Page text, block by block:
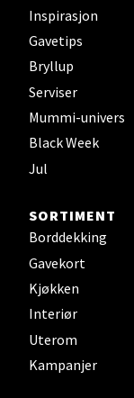
Inspirasjon
Gavetips
Bryllup
Serviser
Mummi-univers
Black Week
Jul
SORTIMENT
Borddekking
Gavekort
Kjøkken
Interiør
Uterom
Kampanjer
0 i butikk
Åpent i dag
0 i butikk
Leirvik -